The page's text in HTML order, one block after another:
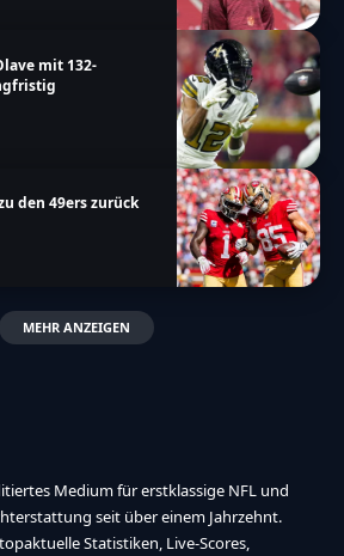
mit 132-
den 49ers zurück
MEHR ANZEIGEN
Medium für erstklassige NFL und
seit über einem Jahrzehnt.
Statistiken, Live-Scores,